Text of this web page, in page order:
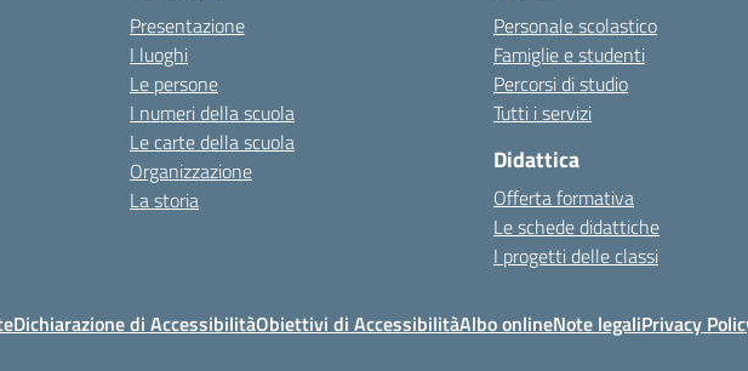
Presentazione
I luoghi
Le persone
I numeri della scuola
Le carte della scuola
Organizzazione
La storia
Personale scolastico
Famiglie e studenti
Percorsi di studio
Tutti i servizi
Didattica
Offerta formativa
Le schede didattiche
I progetti delle classi
Dichiarazione di AccessibilitàObiettivi di AccessibilitàAlbo onlineNote legaliPrivacy